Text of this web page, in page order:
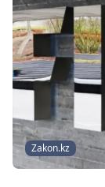
Zakon.kz